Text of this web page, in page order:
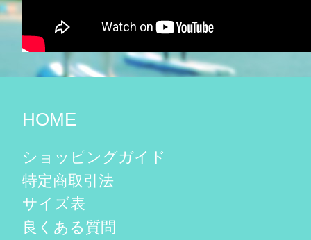
HOME
ショッピングガイド
特定商取引法
サイズ表
良くある質問